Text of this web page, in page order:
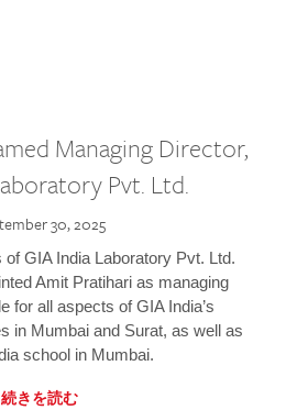
Managing Director,
Pvt. Ltd.
30, 2025
GIA India Laboratory Pvt. Ltd.
Amit Pratihari as managing
for all aspects of GIA India’s
in Mumbai and Surat, as well as
school in Mumbai.
続きを読む